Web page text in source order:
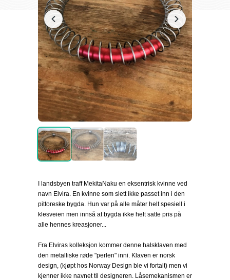
I landsbyen traff MekitaNaku en eksentrisk kvinne ved
navn Elvira. En kvinne som slett ikke passet inn i den
pittoreske bygda. Hun var på alle måter helt spesiell i
klesveien men innså at bygda ikke helt satte pris på
alle hennes kreasjoner...
Fra Elviras kolleksjon kommer denne halsklaven med
den metalliske røde "perlen" inni. Klaven er norsk
design, (kjøpt hos Norway Design ble vi fortalt) men vi
kjenner ikke navnet til designeren. Låsemekanismen er